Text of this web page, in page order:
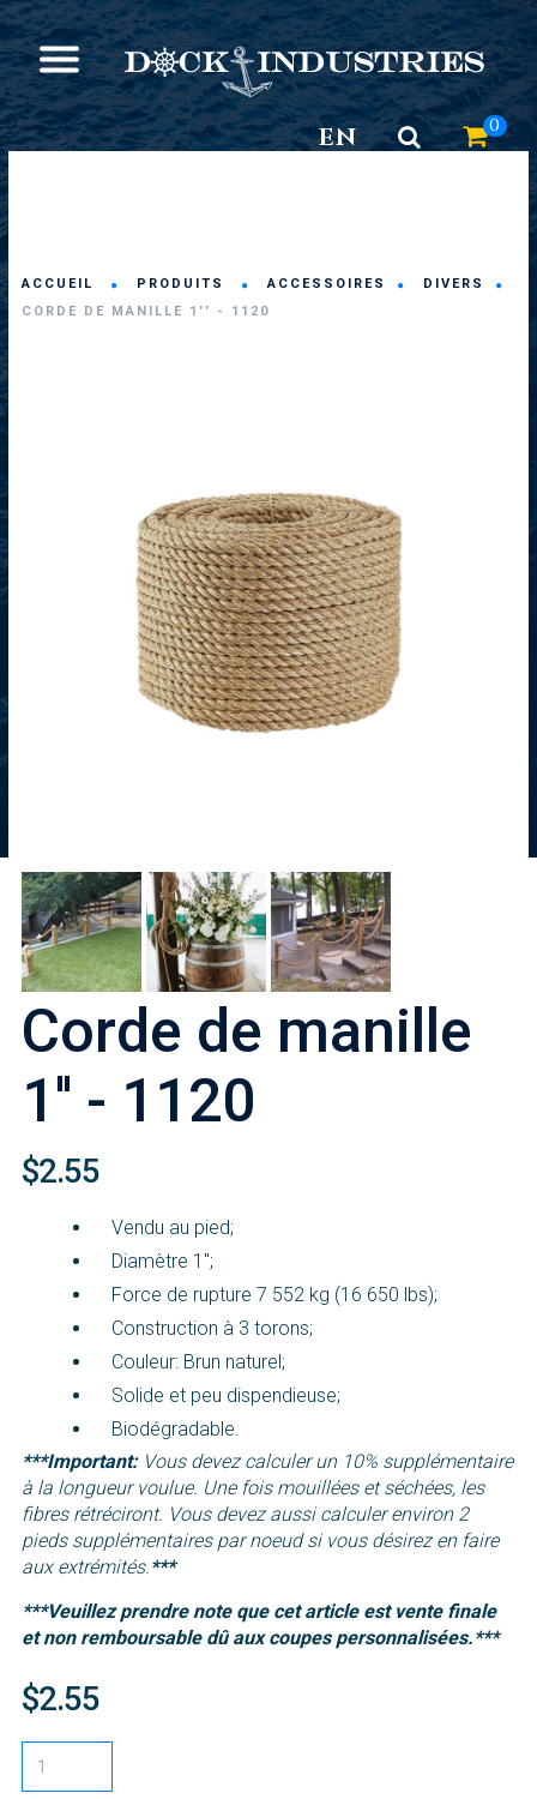
EN 0
ACCUEIL PRODUITS ACCESSOIRES
DIVERS
CORDE DE MANILLE 1'' - 1120
Corde de manille
1'' - 1120
$2.55
Vendu au pied;
Diamètre 1'';
Force de rupture 7 552 kg (16 650 lbs);
Construction à 3 torons;
Couleur: Brun naturel;
Solide et peu dispendieuse;
Biodégradable.
***Important:Vous devez calculer un 10% supplémentaire
à la longueur voulue. Une fois mouillées et séchées, les
fibres rétréciront. Vous devez aussi calculer environ 2
pieds supplémentaires par noeud si vous désirez en faire
aux extrémités.***
***Veuillez prendre note que cet article est vente finale
et non remboursable dû aux coupes personnalisées.***
$2.55